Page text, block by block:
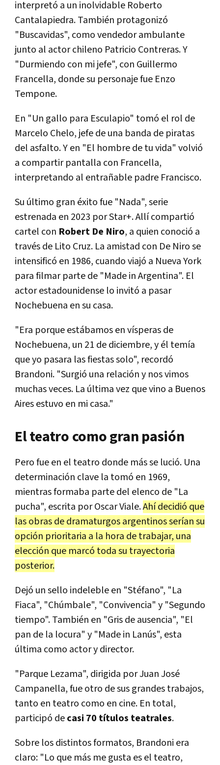
interpretó a un inolvidable Roberto
Cantalapiedra. También protagonizó
"Buscavidas", como vendedor ambulante
junto al actor chileno Patricio Contreras. Y
"Durmiendo con mi jefe", con Guillermo
Francella, donde su personaje fue Enzo
Tempone.
En "Un gallo para Esculapio" tomó el rol de
Marcelo Chelo, jefe de una banda de piratas
del asfalto. Y en "El hombre de tu vida" volvió
a compartir pantalla con Francella,
interpretando al entrañable padre Francisco.
Su último gran éxito fue "Nada", serie
estrenada en 2023 por Star+. Allí compartió
cartel con Robert De Niro, a quien conoció a
través de Lito Cruz. La amistad con De Niro se
intensificó en 1986, cuando viajó a Nueva York
para filmar parte de "Made in Argentina". El
actor estadounidense lo invitó a pasar
Nochebuena en su casa.
"Era porque estábamos en vísperas de
Nochebuena, un 21 de diciembre, y él temía
que yo pasara las fiestas solo", recordó
Brandoni. "Surgió una relación y nos vimos
muchas veces. La última vez que vino a Buenos
Aires estuvo en mi casa."
El teatro como gran pasión
Pero fue en el teatro donde más se lució. Una
determinación clave la tomó en 1969,
mientras formaba parte del elenco de "La
pucha", escrita por Oscar Viale.Ahí decidió que
las obras de dramaturgos argentinos serían su
opción prioritaria a la hora de trabajar, una
elección que marcó toda su trayectoria
posterior.
Dejó un sello indeleble en "Stéfano", "La
Fiaca", "Chúmbale", "Convivencia" y "Segundo
tiempo". También en "Gris de ausencia", "El
pan de la locura" y "Made in Lanús", esta
última como actor y director.
"Parque Lezama", dirigida por Juan José
Campanella, fue otro de sus grandes trabajos,
tanto en teatro como en cine. En total,
participó decasi 70 títulos teatrales.
Sobre los distintos formatos, Brandoni era
claro: "Lo que más me gusta es el teatro,